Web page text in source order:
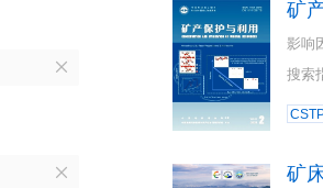
矿
影响
搜索
矿